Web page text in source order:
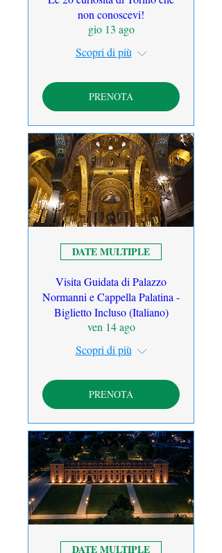
non conoscevi!
gio 13 ago
Scopri di più
PRENOTA
DATE MULTIPLE
Visita Guidata di Palazzo
Normanni e Cappella Palatina -
Biglietto Incluso (Italiano)
ven 14 ago
Scopri di più
PRENOTA
DATE MULTIPLE